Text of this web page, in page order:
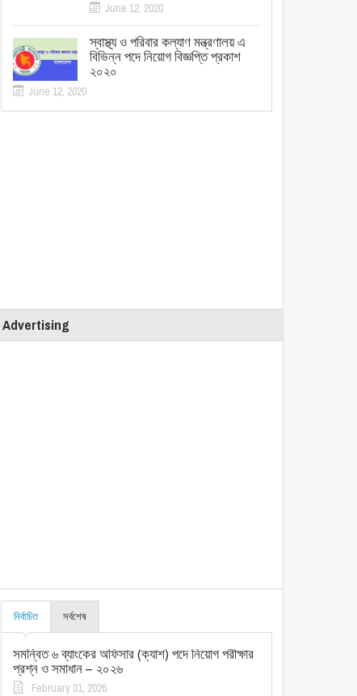
June 12, 2020
স্বাস্থ্য ও পরিবার কল্যাণ মন্ত্রণালয় এ
বিভিন্ন পদে নিয়োগ বিজ্ঞপ্তি প্রকাশ
২০২০
June 12, 2020
Advertising
নির্বাচিত সর্বশেষ
সমন্বিত ৬ ব্যাংকের অফিসার (ক্যাশ) পদে নিয়োগ পরীক্ষার
প্রশ্ন ও সমাধান – ২০২৬
February 01, 2026